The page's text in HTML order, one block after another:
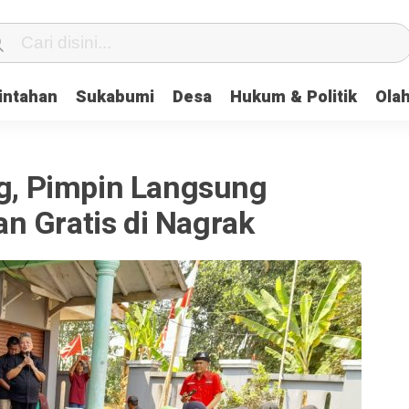
Sukabumi Desa Hukum & Politik
Pimpin Langsung
Gratis di Nagrak